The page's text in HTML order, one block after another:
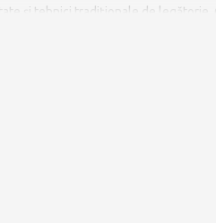
și tehnici tradiționale de legătorie.